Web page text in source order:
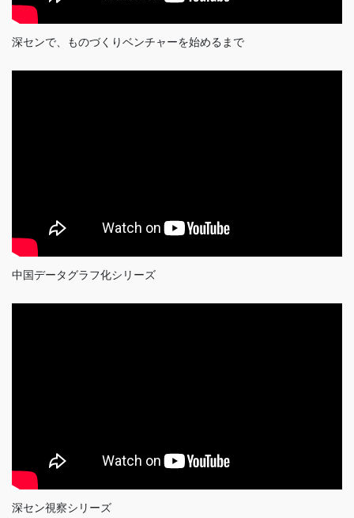
深センで、ものづくりベンチャーを始めるまで
中国データグラフ化シリーズ
深セン視察シリーズ